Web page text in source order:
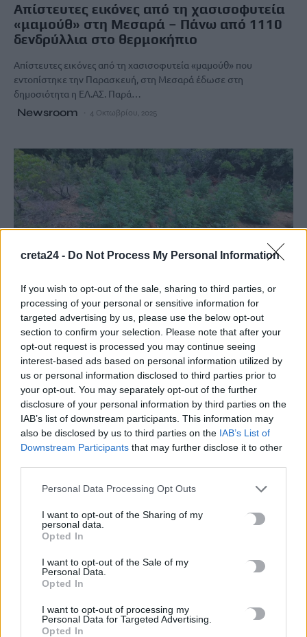
creta24 - Do Not Process My Personal Information
If you wish to opt-out of the sale, sharing to third parties, or
processing of your personal or sensitive information for
targeted advertising by us, please use the below opt-out
section to confirm your selection. Please note that after your
opt-out request is processed you may continue seeing
interest-based ads based on personal information utilized by
us or personal information disclosed to third parties prior to
your opt-out. You may separately opt-out of the further
disclosure of your personal information by third parties on the
IAB’s list of downstream participants. This information may
also be disclosed by us to third parties on the IAB’s List of
Downstream Participants that may further disclose it to other
Personal Data Processing Opt Outs
I want to opt-out of the Sharing of my
personal data.
Opted In
I want to opt-out of the Sale of my
Personal Data.
Opted In
I want to opt-out of processing my
Personal Data for Targeted Advertising.
Opted In
Απίστευτες εικόνες από τη χασισοφυτεία
«μαμούθ» στη Μεσαρά – Πάνω από 1110
δενδρύλλια στο θερμοκήπιο
Απίστευτες εικόνες από τη χασισοφυτεία «μαμούθ» που
εντοπίστηκε την Παρασκευή, στη Μεσαρά έδωσε στη
δημοσιότητα η ΕΛ.ΑΣ. Παρά…
Newsroom 4 Οκτωβρίου, 2025
ΚΡΗΤΗ
Βρήκαν χασισοφυτεία σε φαράγγι της
Κρήτης – Μεγάλη επιχείρηση της ΕΛ.ΑΣ
και δύο συλλήψεις
Εκτιμάται ότι, από τη συγκομιδή της φυτείας, οι κατηγορούμενοι
θα αποκόμιζαν περίπου 90 κιλά κάνναβης, με το
προσδοκώμενο…
Newsroom 28 Αυγούστου, 2025
ΡΟΗ ΕΙΔΗΣΕΩΝ
βετεράνο
7 Αυγούστου, 2026
Σοβαρή καταγγελία: Τουρίστας στην Κρήτη επιχείρησε να
χρηματίσει υπάλληλο για να του επιτρέψει να ασελγήσει σε
ανήλικη
7 Αυγούστου, 2026